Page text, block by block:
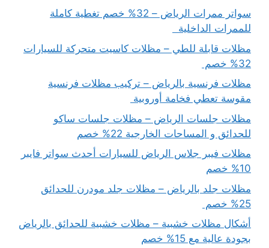
سواتر ممرات الرياض – 32% خصم تغطية كاملة
للممرات الداخلية
مظلات قابلة للطي – مظلات كاسيت متحركة للسيارات
32% خصم
مظلات فرنسية بالرياض – تركيب مظلات فرنسية
مقوسة تعطي فخامة أوروبية
مظلات جلسات الرياض – مظلات جلسات ساكو
للحدائق و المساحات الخارجية 22% خصم
مظلات فيبر جلاس الرياض للسيارات أحدث سواتر فايبر
10% خصم
مظلات جلد بالرياض – مظلات جلد مودرن للحدائق
25% خصم
أشكال مظلات خشبية – مظلات خشبية للحدائق بالرياض
بجودة عالية مع 15% خصم